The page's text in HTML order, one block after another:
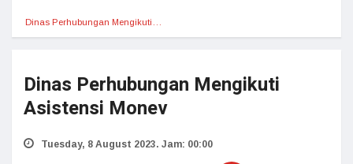
Dinas Perhubungan Mengikuti…
Dinas Perhubungan Mengikuti
Asistensi Monev
Tuesday, 8 August 2023. Jam: 00:00